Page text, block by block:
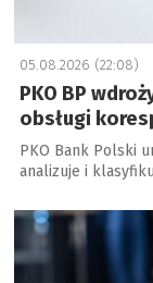
05.08.2026 (22:08)
PKO BP
obsługi
PKO Bank Polski
analizuje i
a